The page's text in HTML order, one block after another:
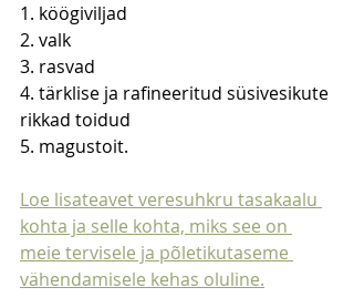
1. köögiviljad
2. valk
3. rasvad
4. tärklise ja rafineeritud süsivesikute
rikkad toidud
5. magustoit.
Loe lisateavet veresuhkru tasakaalu
kohta ja selle kohta, miks see on
meie tervisele ja põletikutaseme
vähendamisele kehas oluline.